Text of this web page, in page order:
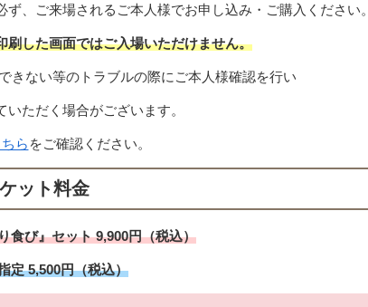
、ご来場されるご本人様でお申し込み・ご購入ください。
刷した画面ではご入場いただけません。
きない等のトラブルの際にご本人様確認を行い
いただく場合がございます。
ら をご確認ください。
ット料金
食び』セット 9,900円（税込）
定 5,500円（税込）